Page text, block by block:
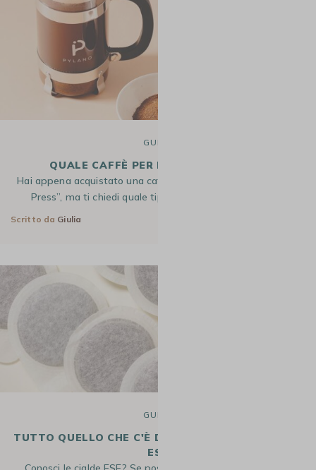
GUIDE
QUALE CAFFÈ PER LA FRENCH PRESS?
Hai appena acquistato una caffettiera a stantuffo o “French
Press”, ma ti chiedi quale tipo di caffè sia più adatto?…
Scritto da Giulia
GUIDE
TUTTO QUELLO CHE C'È DA SAPERE SULLE CIALDE
ESE